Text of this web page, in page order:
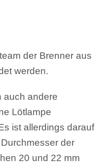
der Brenner aus
werden.
auch andere
Lötlampe
ist allerdings darauf
der
20 und 22 mm